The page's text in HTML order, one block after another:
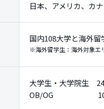
日本、アメリカ、カ
国内108大学と海外留
※海外留学生：海外対象エ
大学生・大学院生
OB/OG 100,000